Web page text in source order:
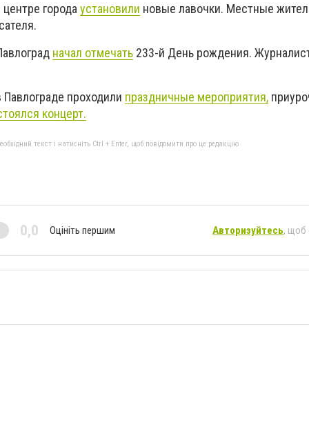
города установили новые лавочки. Местные
начал отмечать 233-й День рождения.
проходили праздничные мероприятия,
концерт.
текст і натисніть Ctrl + Enter, щоб повідомити про це редакцію
0,0 Оцініть першим Авторизуйтесь, щоб